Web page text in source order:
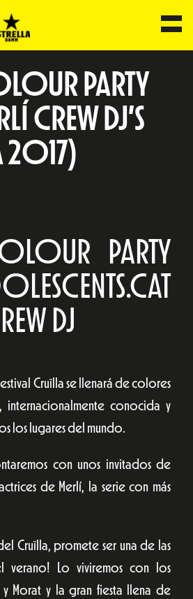
PARTY
CREW DJ’S
2017)
PARTY
DJ
Cruïlla se llenará de colores
internacionalmente conocida y
los lugares del mundo.
con unos invitados de
de Merlí, la serie con más
Cruïlla, promete ser una de las
verano! Lo viviremos con los
Morat y la gran fiesta llena de